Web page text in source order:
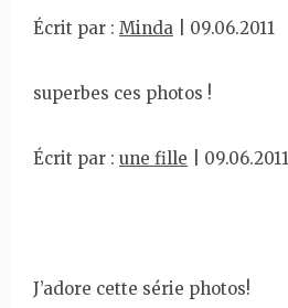
Écrit par : Minda | 09.06.2011
superbes ces photos !
Écrit par : une fille | 09.06.2011
J’adore cette série photos!